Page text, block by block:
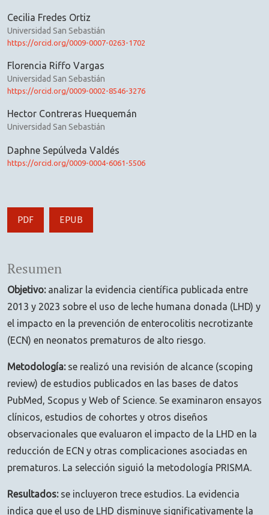
Cecilia Fredes Ortiz
Universidad San Sebastián
https://orcid.org/0009-0007-0263-1702
Florencia Riffo Vargas
Universidad San Sebastián
https://orcid.org/0009-0002-8546-3276
Hector Contreras Huequemán
Universidad San Sebastián
Daphne Sepúlveda Valdés
https://orcid.org/0009-0004-6061-5506
PDF EPUB
Resumen
Objetivo:analizar la evidencia científica publicada entre
2013 y 2023 sobre el uso de leche humana donada (LHD) y
el impacto en la prevención de enterocolitis necrotizante
(ECN) en neonatos prematuros de alto riesgo.
Metodología:se realizó una revisión de alcance (scoping
review) de estudios publicados en las bases de datos
PubMed, Scopus y Web of Science. Se examinaron ensayos
clínicos, estudios de cohortes y otros diseños
observacionales que evaluaron el impacto de la LHD en la
reducción de ECN y otras complicaciones asociadas en
prematuros. La selección siguió la metodología PRISMA.
Resultados:se incluyeron trece estudios. La evidencia
indica que el uso de LHD disminuye significativamente la